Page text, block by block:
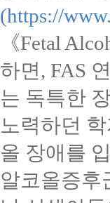
(https://
《Fetal
하면, FAS
는 독특한
노력하던
올 장애를
알코올증후